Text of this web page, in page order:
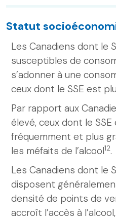
Statut
Les Canadiens dont le
susceptibles de
s’adonner à une
ceux dont le SSE est
Par rapport aux
élevé, ceux dont le
fréquemment et plus
les méfaits de l’alcool12.
Les Canadiens dont le
disposent
densité de points de
accroît l’accès à